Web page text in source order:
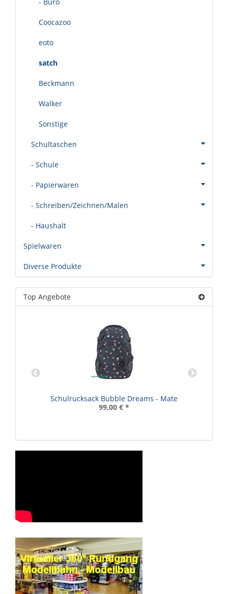
Coocazoo
eoto
satch
Beckmann
Walker
Sonstige
Schultaschen
- Schule
- Papierwaren
- Schreiben/Zeichnen/Malen
- Haushalt
Spielwaren
Diverse Produkte
Top Angebote
Schulrucksack Bubble Dreams - Mate
99,00 € *